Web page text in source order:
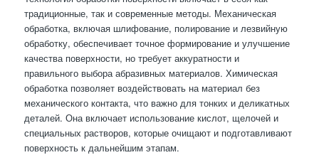
традиционные, так и современные методы. Механическая
обработка, включая шлифование, полирование и лезвийную
обработку, обеспечивает точное формирование и улучшение
качества поверхности, но требует аккуратности и
правильного выбора абразивных материалов. Химическая
обработка позволяет воздействовать на материал без
механического контакта, что важно для тонких и деликатных
деталей. Она включает использование кислот, щелочей и
специальных растворов, которые очищают и подготавливают
поверхность к дальнейшим этапам.